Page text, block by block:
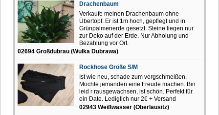
Drachenbaum
Verkaufe meinen Drachenbaum ohne
Übertopf. Er ist 1m hoch, gepflegt und in
Grünpalmenerde gesetzt. Steine liegen nur
zur Deko auf der Erde. Nur Abholung und
Bezahlung vor Ort.
02694 Großdubrau (Wulka Dubrawa)
Rockhose Größe S/M
Ist wie neu, schade zum vergschmeißen.
Möchte jemanden eine Freude machen. Bin
leid r rausgewachsen, ist schön. Perfekt für
ein Date. Lediglich nur 2€ + Versand
02943 Weißwasser (Oberlausitz)